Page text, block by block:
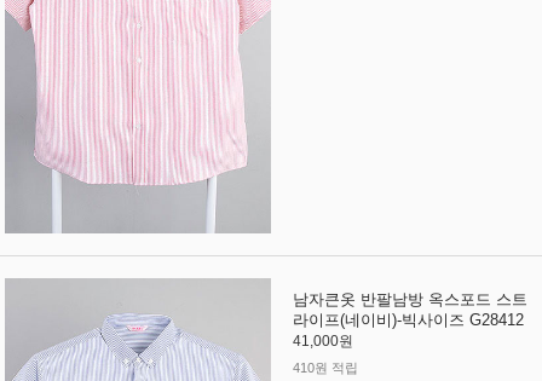
남자큰옷 반팔남방 옥스포드 스트
라이프(네이비)-빅사이즈 G28412
41,000원
410원 적립